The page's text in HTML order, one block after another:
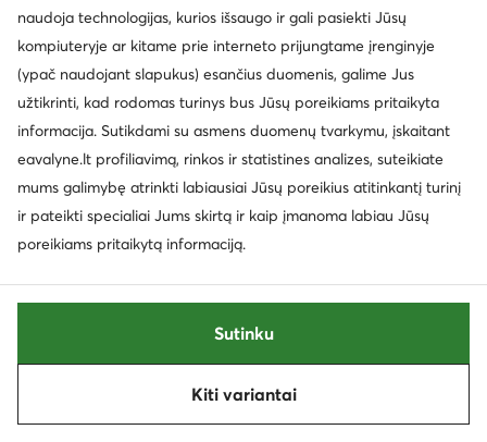
EXTRA -25% Kodas: SUMMER
Nine West
Rankinė · Vyšninė
Palanki kaina
Nine West
Rankinė · Juoda
Dabartinė kaina
40,99
Mažiausia kaina45,99 €
naudoja technologijas, kurios išsaugo ir gali pasiekti Jūsų
kompiuteryje ar kitame prie interneto prijungtame įrenginyje
(ypač naudojant slapukus) esančius duomenis, galime Jus
užtikrinti, kad rodomas turinys bus Jūsų poreikiams pritaikyta
informacija. Sutikdami su asmens duomenų tvarkymu, įskaitant
eavalyne.lt profiliavimą, rinkos ir statistines analizes, suteikiate
mums galimybę atrinkti labiausiai Jūsų poreikius atitinkantį turinį
ir pateikti specialiai Jums skirtą ir kaip įmanoma labiau Jūsų
poreikiams pritaikytą informaciją.
Kiti variantai
Sutinku